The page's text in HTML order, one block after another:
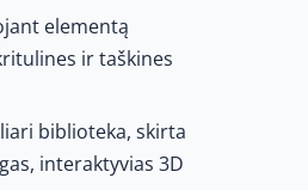
elementą
ir taškines
biblioteka, skirta
interaktyvias 3D